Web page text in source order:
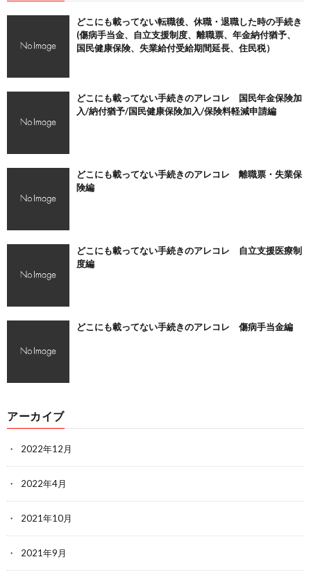
どこにも載ってない転職後、休職・退職した時の手続き
(傷病手当金、自立支援制度、離職票、年金納付猶予、
国民健康保険、失業給付受給期間延長、住民税）
どこにも載ってない手続きのアレコレ 国民年金保険加
入/納付猶予/国民健康保険加入/保険料軽減申請編
どこにも載ってない手続きのアレコレ 離職票・失業保
険編
どこにも載ってない手続きのアレコレ 自立支援医療制
度編
どこにも載ってない手続きのアレコレ 傷病手当金編
アーカイブ
2022年12月
2022年4月
2021年10月
2021年9月